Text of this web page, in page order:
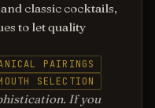
classic cocktails,
to let quality
PAIRINGS
SELECTION
If you